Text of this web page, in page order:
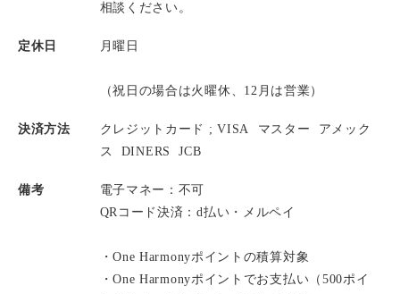
相談ください。
定休日 月曜日
（祝日の場合は火曜休、12月は営業）
決済方法 クレジットカード ; VISA マスター
アメック
ス
DINERS JCB
備考
電子マネー：不可
QRコード決済：d払い・メルペイ
・One Harmonyポイントの積算対象
・One Harmonyポイントでお支払い（500ポイ